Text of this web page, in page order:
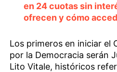
en 24 cuotas sin
ofrecen y cómo
Los primeros en iniciar el
por la Democracia serán
Lito Vitale, históricos